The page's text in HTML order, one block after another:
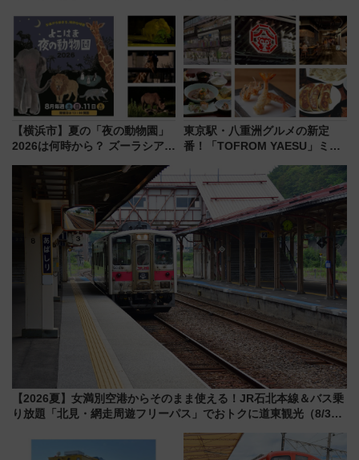
ホテル情報まとめ
開発、バスタ新潟構想まで徹底
解説！
【横浜市】夏の「夜の動物園」
2026は何時から？ ズーラシア・
見どころ、限定イベントを徹底
東京駅・八重洲グルメの新定
番！「TOFROM YAESU」ミシ
舗が集結した食の空間を徹底解
剖！（9/10開業）
【2026夏】女満別空港からそのまま使える！JR石北本線＆バス乗
り放題「北見・網走周遊フリーパス」でおトクに道東観光（8/3発